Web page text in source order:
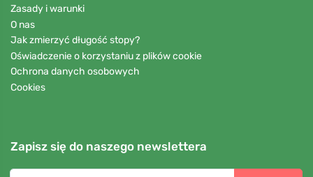
Zasady i warunki
O nas
Jak zmierzyć długość stopy?
Oświadczenie o korzystaniu z plików cookie
Ochrona danych osobowych
Cookies
Zapisz się do naszego newslettera